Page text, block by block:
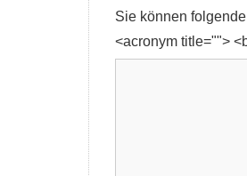
Sie können
<acronym title="">